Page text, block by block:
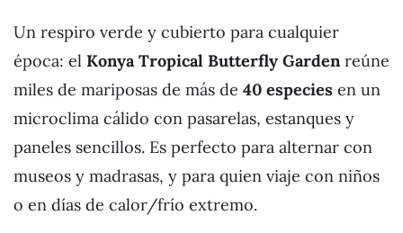
Un respiro verde y cubierto para cualquier
época: el Konya Tropical Butterfly Gardenreúne
miles de mariposas de más de 40 especies en un
microclima cálido con pasarelas, estanques y
paneles sencillos. Es perfecto para alternar con
museos y madrasas, y para quien viaje con niños
o en días de calor/frío extremo.